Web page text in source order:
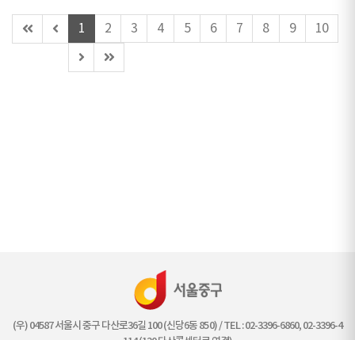
첫
페
이
전
1 2 3 4 5 6 7 8 9
10
다
음
마
지
(우) 04587 서울시 중구 다산로36길 100 (신당6동 850) / TEL : 02-3396-6860, 02-3396-4